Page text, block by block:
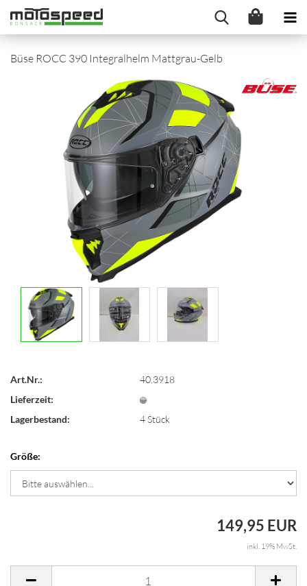
Büse ROCC 390 Integralhelm Mattgrau-Gelb
Art.Nr.:
40.3918
Lieferzeit:
Lagerbestand:
4Stück
Größe:
149,95 EUR
inkl. 19% MwSt.